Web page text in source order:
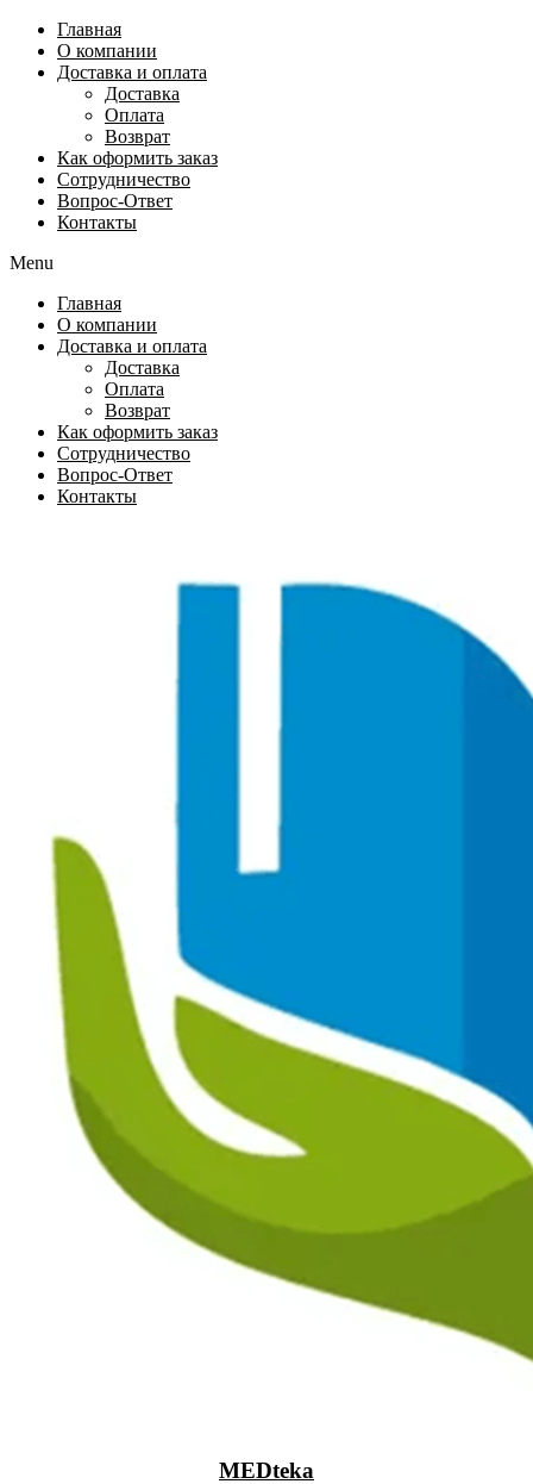
Перейти
содержимому
Главная
О компании
Доставка и оплата
Доставка
Оплата
Возврат
Как оформить заказ
Сотрудничество
Вопрос-Ответ
Контакты
Menu
Главная
О компании
Доставка и оплата
Доставка
Оплата
Возврат
Как оформить заказ
Сотрудничество
Вопрос-Ответ
Контакты
MEDteka